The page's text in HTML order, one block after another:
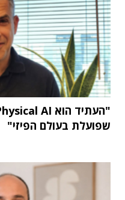
שפועלת בעולם הפיזי"